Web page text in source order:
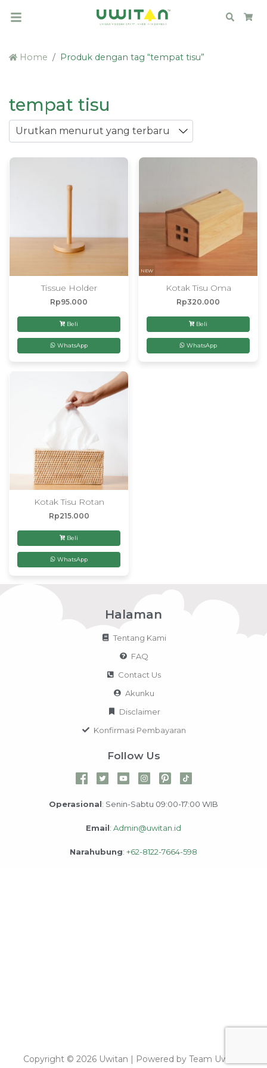
Search
Home Produk dengan tag “tempat tisu”
tempat tisu
Tissue Holder
Rp95.000
Beli
WhatsApp
NEW
Kotak Tisu Oma
Rp320.000
Beli
WhatsApp
Kotak Tisu Rotan
Rp215.000
Beli
WhatsApp
Halaman
Tentang Kami
FAQ
Contact Us
Akunku
Disclaimer
Konfirmasi Pembayaran
Follow Us
Operasional: Senin-Sabtu 09:00-17:00 WIB
Email: Admin@uwitan.id
Narahubung: +62-8122-7664-598
Copyright © 2026 Uwitan | Powered by Team Uwitan